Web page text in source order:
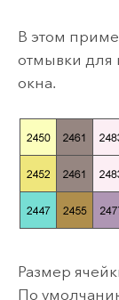
В этом
отмывки для
окна.
Размер
По